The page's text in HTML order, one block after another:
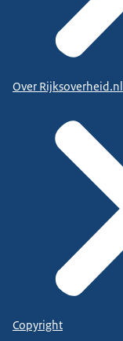
Over Rijksoverheid.nl
Copyright